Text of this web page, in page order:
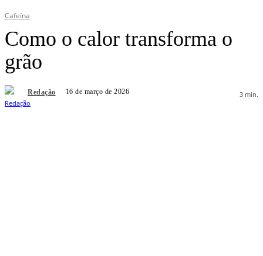
Cafeína
Como o calor transforma o
grão
Redação 16 de março de 2026 3 min.